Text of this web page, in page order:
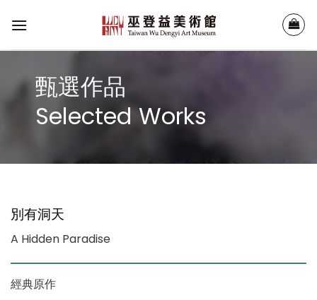
甄選作品
Selected Works
別有洞天
A Hidden Paradise
經典原作